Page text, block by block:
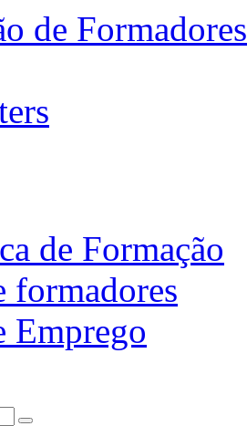
de Formadores
de Formação
formadores
Emprego